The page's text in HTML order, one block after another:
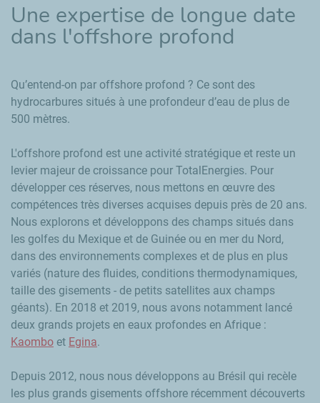
Une expertise de longue date
dans l'offshore profond
Qu’entend-on par offshore profond ? Ce sont des
hydrocarbures situés à une profondeur d’eau de plus de
500 mètres.
L'offshore profond est une activité stratégique et reste un
levier majeur de croissance pour TotalEnergies. Pour
développer ces réserves, nous mettons en œuvre des
compétences très diverses acquises depuis près de 20 ans.
Nous explorons et développons des champs situés dans
les golfes du Mexique et de Guinée ou en mer du Nord,
dans des environnements complexes et de plus en plus
variés (nature des fluides, conditions thermodynamiques,
taille des gisements - de petits satellites aux champs
géants). En 2018 et 2019, nous avons notamment lancé
deux grands projets en eaux profondes en Afrique :
Kaombo et Egina.
Depuis 2012, nous nous développons au Brésil qui recèle
les plus grands gisements offshore récemment découverts